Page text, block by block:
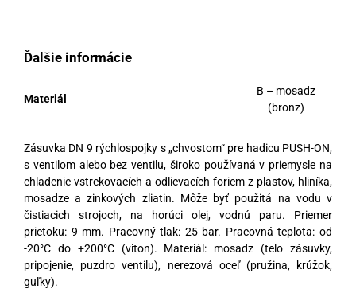
Ďalšie informácie
Materiál
B – mosadz
(bronz)
Zásuvka DN 9 rýchlospojky s „chvostom“ pre hadicu PUSH-ON,
s ventilom alebo bez ventilu, široko používaná v priemysle na
chladenie vstrekovacích a odlievacích foriem z plastov, hliníka,
mosadze a zinkových zliatin. Môže byť použitá na vodu v
čistiacich strojoch, na horúci olej, vodnú paru. Priemer
prietoku: 9 mm. Pracovný tlak: 25 bar. Pracovná teplota: od
-20°C do +200°C (viton). Materiál: mosadz (telo zásuvky,
pripojenie, puzdro ventilu), nerezová oceľ (pružina, krúžok,
guľky).